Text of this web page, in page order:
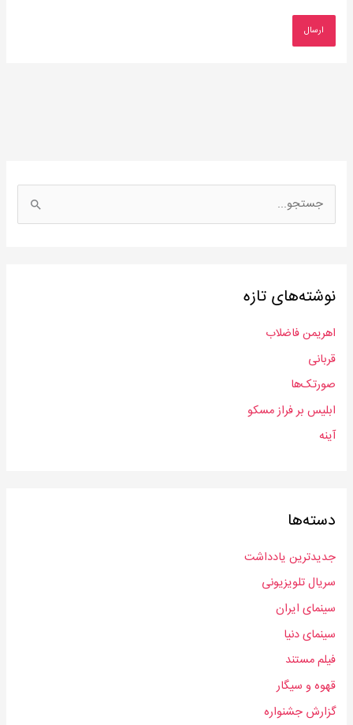
س
و
ر
ا
ی
:
نوشته‌های تازه
اهریمن فاضلاب
قربانی
صورتک‌ها
ابلیس بر فراز مسکو
آینه
دسته‌ها
جدیدترین یادداشت
سریال‌ تلویزیونی
سینمای ایران
سینمای دنیا
فیلم مستند
قهوه و سیگار
گزارش جشنواره